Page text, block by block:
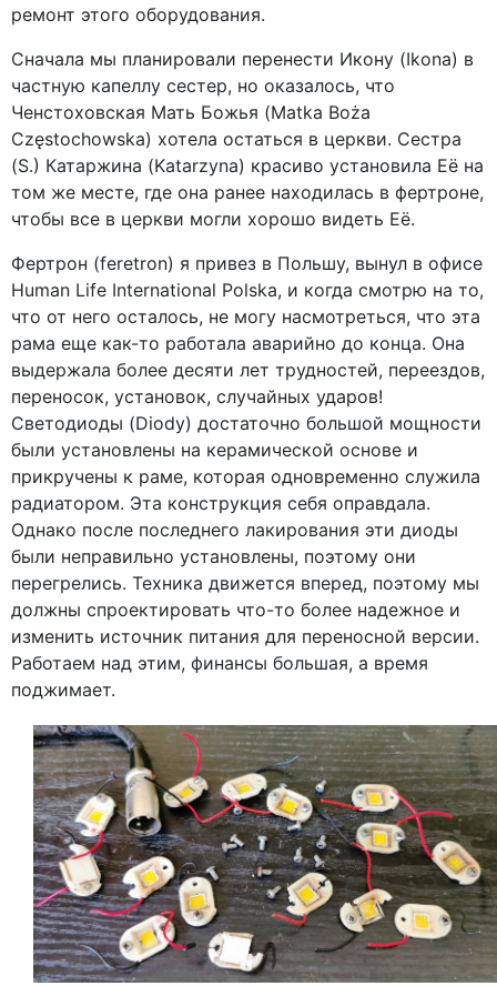
ремонт этого оборудования.
Сначала мы планировали перенести Икону (Ikona) в
частную капеллу сестер, но оказалось, что
Ченстоховская Мать Божья (Matka Boża
Częstochowska) хотела остаться в церкви. Сестра
(S.) Катаржина (Katarzyna) красиво установила Её на
том же месте, где она ранее находилась в фертроне,
чтобы все в церкви могли хорошо видеть Её.
Фертрон (feretron) я привез в Польшу, вынул в офисе
Human Life International Polska, и когда смотрю на то,
что от него осталось, не могу насмотреться, что эта
рама еще как-то работала аварийно до конца. Она
выдержала более десяти лет трудностей, переездов,
переносок, установок, случайных ударов!
Светодиоды (Diody) достаточно большой мощности
были установлены на керамической основе и
прикручены к раме, которая одновременно служила
радиатором. Эта конструкция себя оправдала.
Однако после последнего лакирования эти диоды
были неправильно установлены, поэтому они
перегрелись. Техника движется вперед, поэтому мы
должны спроектировать что-то более надежное и
изменить источник питания для переносной версии.
Работаем над этим, финансы большая, а время
поджимает.